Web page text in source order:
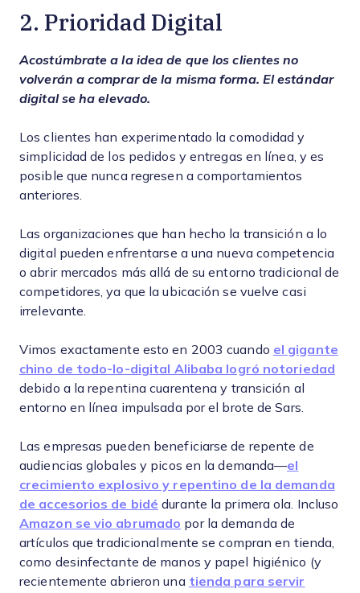
2. Prioridad Digital
Acostúmbrate a la idea de que los clientes no
volverán a comprar de la misma forma. El estándar
digital se ha elevado.
Los clientes han experimentado la comodidad y
simplicidad de los pedidos y entregas en línea, y es
posible que nunca regresen a comportamientos
anteriores.
Las organizaciones que han hecho la transición a lo
digital pueden enfrentarse a una nueva competencia
o abrir mercados más allá de su entorno tradicional de
competidores, ya que la ubicación se vuelve casi
irrelevante.
Vimos exactamente esto en 2003 cuando el gigante
chino de todo-lo-digital Alibaba logró notoriedad
debido a la repentina cuarentena y transición al
entorno en línea impulsada por el brote de Sars.
Las empresas pueden beneficiarse de repente de
audiencias globales y picos en la demanda—el
crecimiento explosivo y repentino de la demanda
de accesorios de bidé durante la primera ola. Incluso
Amazon se vio abrumado por la demanda de
artículos que tradicionalmente se compran en tienda,
como desinfectante de manos y papel higiénico (y
recientemente abrieron una tienda para servir